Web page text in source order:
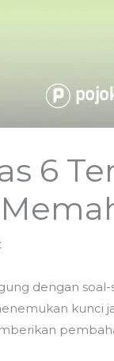
6
dengan soal-
kunci